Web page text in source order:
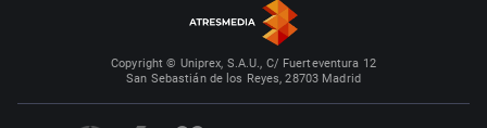
Copyright © Uniprex, S.A.U., C/ Fuerteventura 12
San Sebastián de los Reyes, 28703 Madrid